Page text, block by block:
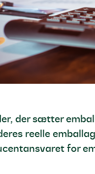
der sætter
reelle
for